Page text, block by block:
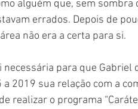
alguém que, sem sombra
errados. Depois de
não era a certa para si.
necessária para que
2019 sua relação com a
realizar o programa